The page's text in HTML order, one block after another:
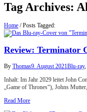
Tag Archives:
Home /Posts Tagged:
Review: Terminator
By Thomas9. August 2021Blu-ray,
Inhalt: Im Jahr 2029 leitet John
„Game of Thrones“), Johns
Read More